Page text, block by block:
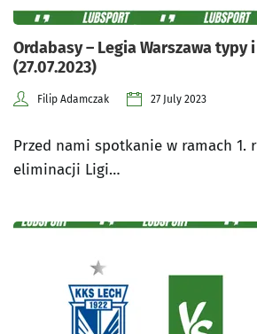
Ordabasy – Legia Warszawa typy
(27.07.2023)
Filip Adamczak 27 July 2023
Przed nami spotkanie w ramach 1.
eliminacji Ligi…